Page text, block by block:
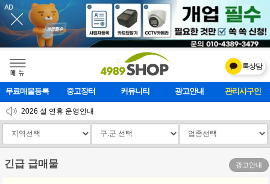
메    뉴
톡상담
무료매물등록 중고장터 커뮤니티 광고안내 마사지클럽
2026 설 연휴 운영안내
[업데이트]모바일 하단 고정메뉴 추가
[업데이트] 개선사항 안내
긴급 급매물 광고안내